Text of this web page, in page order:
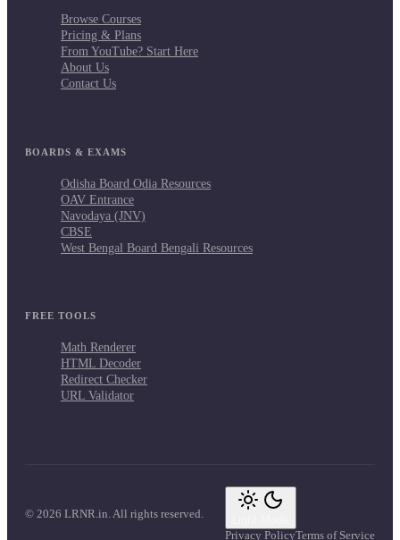
Browse Courses
Pricing & Plans
From YouTube? Start Here
About Us
Contact Us
BOARDS & EXAMS
Odisha Board Odia Resources
OAV Entrance
Navodaya (JNV)
CBSE
West Bengal Board Bengali Resources
FREE TOOLS
Math Renderer
HTML Decoder
Redirect Checker
URL Validator
© 2026 LRNR.in. All rights reserved.
Privacy PolicyTerms of Service